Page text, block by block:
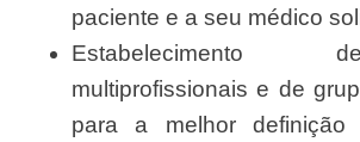
paciente e a seu médico
multiprofissionais e de
para a melhor